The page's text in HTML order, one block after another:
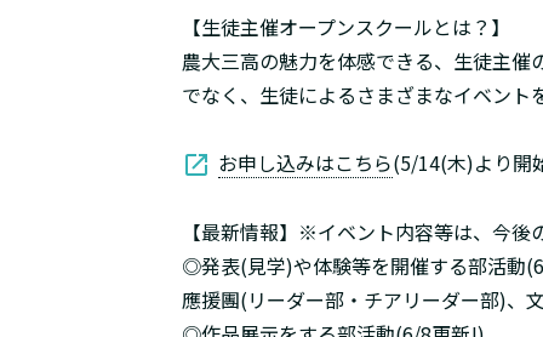
【生徒主催オープンスクールとは？】
農大三高の魅力を体感できる、生徒主催
でなく、生徒によるさまざまなイベン
お申し込みはこちら(5/14(木)より開
【最新情報】※イベント内容等は、今
◎発表(見学)や体験等を開催する部活動
應援團(リーダー部・チアリーダー部)、